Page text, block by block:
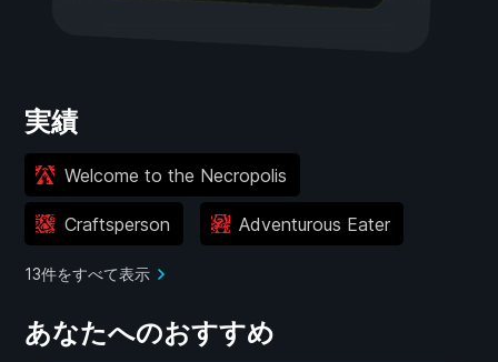
実績
Welcome to the Necropolis
Craftsperson Adventurous Eater
13件をすべて表示
あなたへのおすすめ